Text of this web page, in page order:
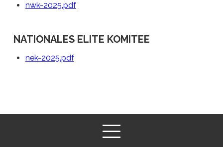
nwk-2025.pdf
NATIONALES ELITE KOMITEE
nek-2025.pdf